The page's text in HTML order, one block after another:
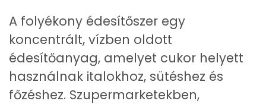
A folyékony édesítőszer egy
koncentrált, vízben oldott
édesítőanyag, amelyet cukor helyett
használnak italokhoz, sütéshez és
főzéshez. Szupermarketekben,